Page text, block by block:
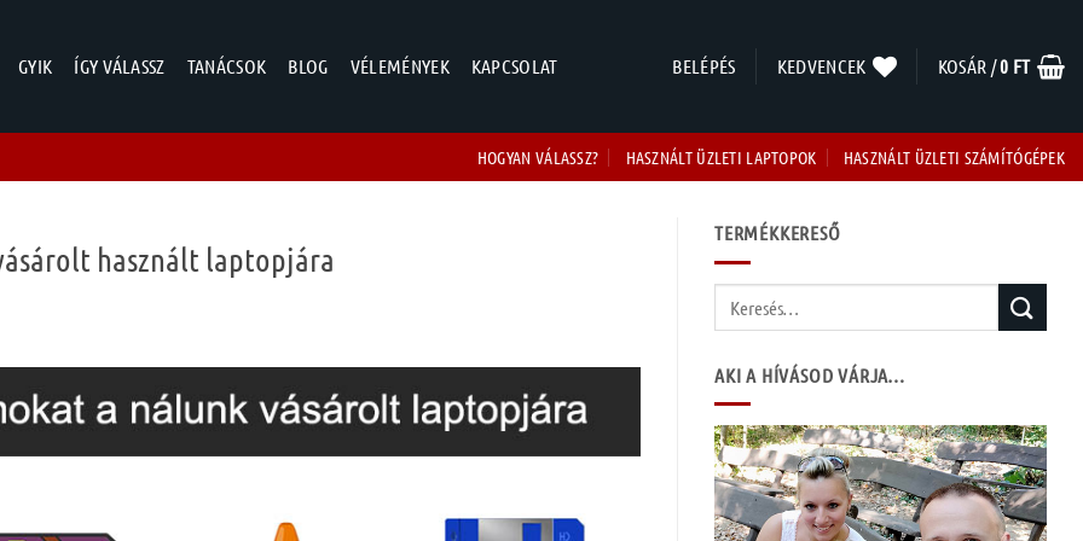
GYIK ÍGY VÁLASSZ TANÁCSOK BLOG VÉLEMÉNYEK KAPCSOLAT BELÉPÉS KEDVENCEK KOSÁR /0 FT
HOGYAN VÁLASSZ? HASZNÁLT ÜZLETI LAPTOPOK HASZNÁLT ÜZLETI SZÁMÍTÓGÉPEK
használt laptopjára
TERMÉKKERESŐ
AKI A HÍVÁSOD VÁRJA…